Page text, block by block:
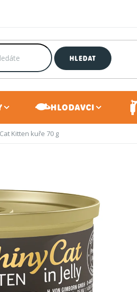
HLEDAT
HLODAVCI
Kitten kuře 70 g